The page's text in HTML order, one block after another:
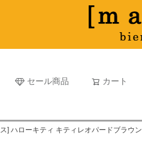
セール商品 カート
マフラータオル
] ハローキティ キティレオパードブラウン